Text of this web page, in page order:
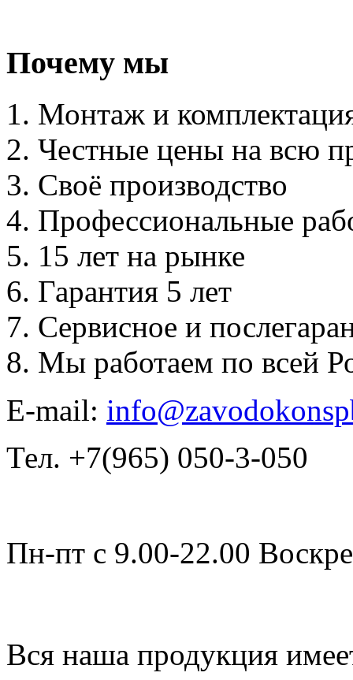
Почему мы
Монтаж и
Честные цены на всю
Своё производство
Профессиональные
15 лет на рынке
Гарантия 5 лет
Сервисное и
Мы работаем по всей
E-mail:
Тел. +7(965) 050-3-050
Пн-пт с 9.00-22.00
Вся наша продукция